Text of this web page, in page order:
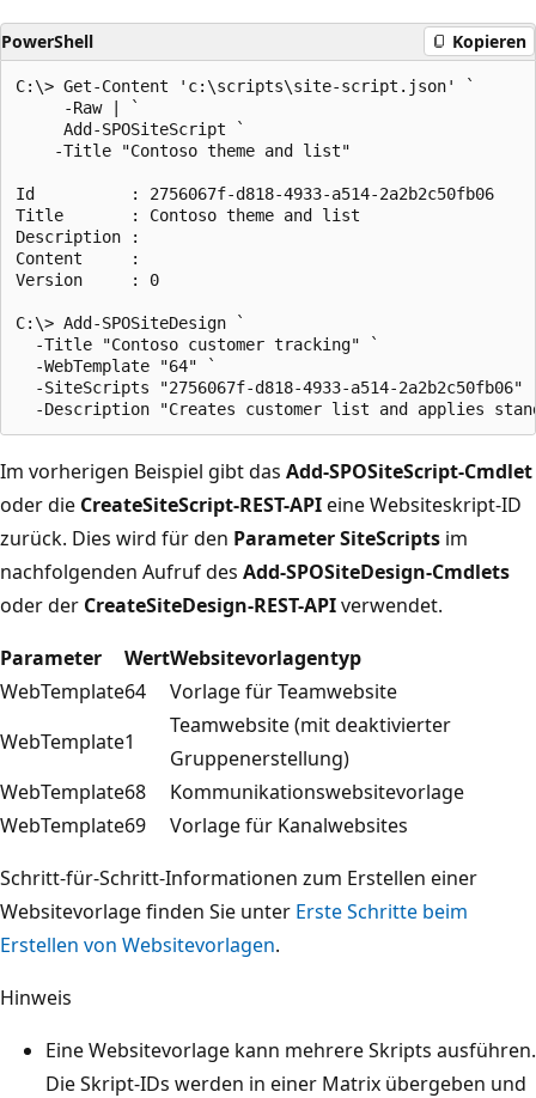
PowerShell Kopieren
C:\> Get-Content 'c:\scripts\site-script.json' `
     -Raw | `
     Add-SPOSiteScript `
    -Title "Contoso theme and list"
Id          : 2756067f-d818-4933-a514-2a2b2c50fb06
Title       : Contoso theme and list
Description :
Content     :
Version     : 0
C:\> Add-SPOSiteDesign `
  -Title "Contoso customer tracking" `
  -WebTemplate "64" `
-SiteScripts "2756067f-d818-4933-a514-2a2b2c50fb06"
Im vorherigen Beispiel gibt das Add-SPOSiteScript-Cmdlet
oder die CreateSiteScript-REST-APIeine Websiteskript-ID
zurück. Dies wird für den Parameter SiteScripts im
nachfolgenden Aufruf des Add-SPOSiteDesign-Cmdlets
oder der CreateSiteDesign-REST-APIverwendet.
Parameter
WertWebsitevorlagentyp
WebTemplate64
Vorlage für Teamwebsite
WebTemplate1
Teamwebsite (mit deaktivierter
Gruppenerstellung)
WebTemplate68
Kommunikationswebsitevorlage
WebTemplate69
Vorlage für Kanalwebsites
Schritt-für-Schritt-Informationen zum Erstellen einer
Websitevorlage finden Sie unter Erste Schritte beim
Erstellen von Websitevorlagen.
Hinweis
Eine Websitevorlage kann mehrere Skripts ausführen.
Die Skript-IDs werden in einer Matrix übergeben und